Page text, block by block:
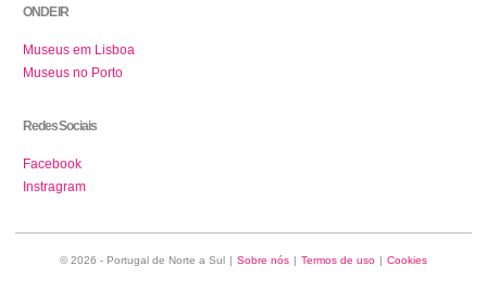
ONDE IR
Museus em Lisboa
Museus no Porto
Redes Sociais
Facebook
Instragram
© 2026 - Portugal de Norte a Sul | Sobre nós | Termos de uso | Cookies